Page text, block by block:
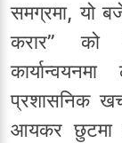
समग्रमा, यो
करार” को
प्रशासनिक
आयकर छुटमा